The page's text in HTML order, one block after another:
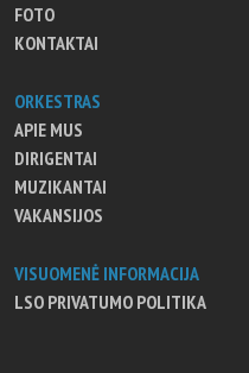
FOTO
KONTAKTAI
ORKESTRAS
APIE MUS
DIRIGENTAI
MUZIKANTAI
VAKANSIJOS
VISUOMENĖ INFORMACIJA
LSO PRIVATUMO POLITIKA